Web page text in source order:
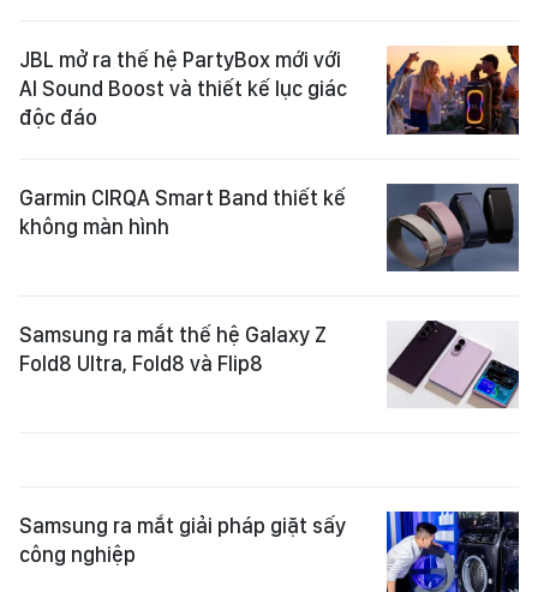
JBL mở ra thế hệ PartyBox mới với
AI Sound Boost và thiết kế lục giác
độc đáo
Garmin CIRQA Smart Band thiết kế
không màn hình
Samsung ra mắt thế hệ Galaxy Z
Fold8 Ultra, Fold8 và Flip8
Samsung ra mắt giải pháp giặt sấy
công nghiệp